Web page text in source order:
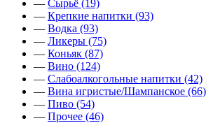
— Сырьё (19)
— Крепкие напитки (93)
— Водка (93)
— Ликеры (75)
— Коньяк (87)
— Вино (124)
— Слабоалкогольные напитки (42)
— Вина игристые/Шампанское (66)
— Пиво (54)
— Прочее (46)